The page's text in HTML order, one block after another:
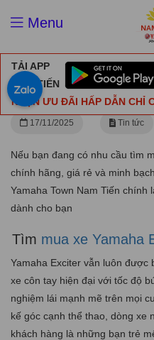
Menu
TẢI APP
NAM TIẾN
NHẬN ƯU ĐÃI HẤP DẪN CHỈ
Tìm mua xe Yamaha Exciter
Tìm mua xe Yamaha
rẻ
17/11/2025 Tin tức
Nếu bạn đang có nhu cầu tìm
chính hãng, giá rẻ và minh
Yamaha Town Nam Tiến
dành cho bạn
Tìm mua xe Yamaha
Yamaha Exciter vẫn luôn được
xe côn tay hiện đại với tốc độ
nghiệm lái mạnh mẽ trên mọi
kế góc cạnh thể thao, dòng xe
khách hàng là những bạn trẻ